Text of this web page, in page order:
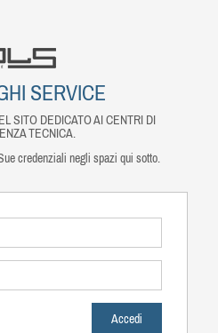
SERVICE
SITO DEDICATO AI CENTRI DI
TECNICA.
credenziali negli spazi qui sotto.